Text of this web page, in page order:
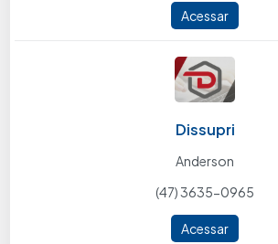
Acessar
Dissupri
Anderson
(47) 3635-0965
Acessar